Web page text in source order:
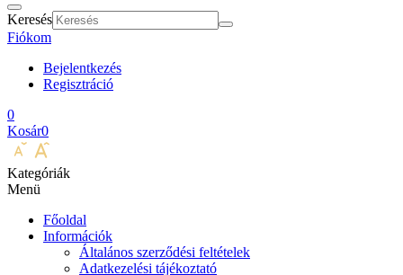
Keresés
Fiókom
Bejelentkezés
Regisztráció
0
Kosár0
Kategóriák
Menü
Főoldal
Információk
Általános szerződési feltételek
Adatkezelési tájékoztató